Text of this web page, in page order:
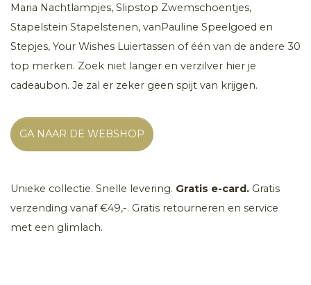
Maria Nachtlampjes, Slipstop Zwemschoentjes,
Stapelstein Stapelstenen, vanPauline Speelgoed en
Stepjes, Your Wishes Luiertassen of één van de andere 30
top merken. Zoek niet langer en verzilver hier je
cadeaubon. Je zal er zeker geen spijt van krijgen.
GA NAAR DE WEBSHOP
Unieke collectie. Snelle levering. Gratis e-card. Gratis
verzending vanaf €49,-. Gratis retourneren en service
met een glimlach.